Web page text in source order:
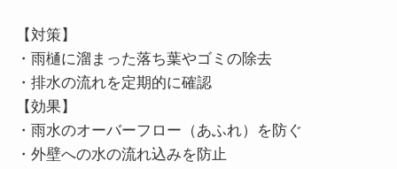
【対策】
・雨樋に溜まった落ち葉やゴミの除去
・排水の流れを定期的に確認
【効果】
・雨水のオーバーフロー（あふれ）を防ぐ
・外壁への水の流れ込みを防止